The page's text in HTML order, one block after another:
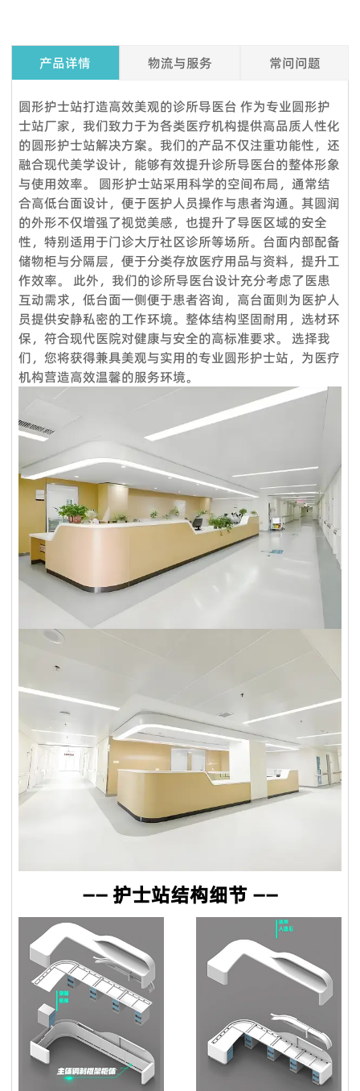
产品详情 物流与服务 常问问题
圆形护士站打造高效美观的诊所导医台 作为专业圆形护
士站厂家，我们致力于为各类医疗机构提供高品质人性化
的圆形护士站解决方案。我们的产品不仅注重功能性，还
融合现代美学设计，能够有效提升诊所导医台的整体形象
与使用效率。 圆形护士站采用科学的空间布局，通常结
合高低台面设计，便于医护人员操作与患者沟通。其圆润
的外形不仅增强了视觉美感，也提升了导医区域的安全
性，特别适用于门诊大厅社区诊所等场所。台面内部配备
储物柜与分隔层，便于分类存放医疗用品与资料，提升工
作效率。 此外，我们的诊所导医台设计充分考虑了医患
互动需求，低台面一侧便于患者咨询，高台面则为医护人
员提供安静私密的工作环境。整体结构坚固耐用，选材环
保，符合现代医院对健康与安全的高标准要求。 选择我
们，您将获得兼具美观与实用的专业圆形护士站，为医疗
机构营造高效温馨的服务环境。
—— 护士站结构细节 ——
360度服务：
VOUPLUS组建了专业的工程团队，为工程客户和品牌店客户提
供完善的服务和****的项目解决方案。工程团队负责投标项目、
方案设计、配置、现场测量、验收报告、后续服务等。项目案例
来自政府、医疗机构、教育系统、酒店、银行等各行各业。我们
还负责提供专业的服务，通过提供培训课程帮助品牌店客户建立
强大的销售团队，这就是过去15年来客户选择我们的原因。
服务理念：客户至上
VOUPLUS坚持把专业的人放在合适的岗位，工程团队为客户提
供专业的方案设计、**合理的空间配置、后期的跟进工作，致力
于打造和谐的工作环境。
销售服务：
我们是一支专业的咨询团队，帮助您选择合适的家具并给出建议
和详细的家具保养原则。
售后服务：
产品享受三年保固及维修服务。我司售后服务中心负责处理客户
咨询、投诉、维修及应急服务、亲善回访等。三年保固期内，除
人为因素外，经维修后，产品无法正常使用，厂家将给予换货。
Q1. 我可以在下订单之前索取样品吗？
是的，我们欢迎订购样品来测试和检查质量。混合样品是可以接
受的。但考虑到节省邮费，我们还提供详细的图片和其他您需要
的文件，以作为替代解决方案来消除您的顾虑。
Q2.我可以参观你们的工厂吗？
当然，我们的工厂位于中国广州，距离广州白云国际机场仅 12
公里。如果您想参观我们的工厂，请联系我们预约。除了带您参
观我们的工厂外，我们还可以帮助您预订酒店、机场接机等。
Q3.你们工厂的付款期限是怎样的？
标准产品，通常以 TT 30% 定金，装货前 70% 余款；信用证；
OA；贸易保证可接受。定制产品需支付 50% 定金。
Q4：交货时间怎么样？
标准产品需要5-7个工作日，定制产品时间需要20天；大批量生
产需要10天**。
Q5：我是一个小批发商，你们接受小额订单吗？
当然可以。从您联系我们的那一刻起，您就成为我们宝贵的潜在
客户。无论您的数量多大或少，我们都期待与您合作，希望我们
未来能够共同成长。
Q6：我可以把我的标志放在产品上吗？
是的。您可以将您的织物徽标发送给我们，然后我们可以在椅子
上放置您的徽标。此外，我们可以在盒子上印上您的徽标。
Q7. 你们的质量控制如何？
质量是我们的文化。我们拥有专业的质量检测中心，对原材料进
行化学和物理测试，只有合格的才能生产。专业的QC团队拥有
50名成员，在交货前对产品和包装进行测试。我们将在整个批
量生产过程中控制货物的质量。我们保证客户对我们**产品
100％满意。如果您对柔佛的质量或服务不满意，请随时立即反
馈我们，如果产品不符合合同要求，我们将免费更换或在下一个
订单中给您补偿。对于国外订单，我们确保大多数配件。在某些
特殊情况下，我们将给予折扣作为解决方案。
Q8. 你的设计能力如何？
我们拥有12人的设计团队，设计师拥有10年以上行业经验，毕
业于家具产品设计专业，医疗家具风格、医院空间布局均由我们
设计团队自主设计开发。
Q9：你们能对你们的产品提供保修吗？
是的，我们对**产品提供 100% 满意保证。我们可以提供 5 年
Q10：您可以进行定制吗？
我们拥有强大的开发工具来映射自定义功能。